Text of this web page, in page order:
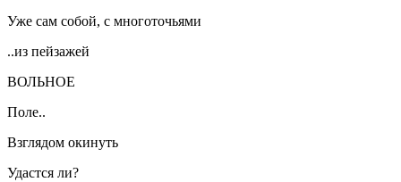
Уже сам собой, с многоточьями
..из пейзажей
ВОЛЬНОЕ
Поле..
Взглядом окинуть
Удастся ли?